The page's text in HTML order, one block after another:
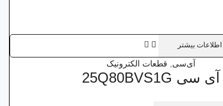
اطلاعات بیشتر
آی‌سی قطعات الکترونیک
آی‌ سی 25Q80BVS1G